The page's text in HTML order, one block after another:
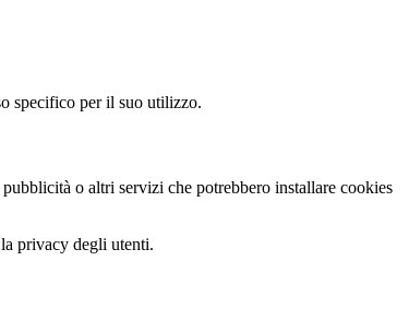
specifico per il suo utilizzo.
o altri servizi che potrebbero installare cookies
privacy degli utenti.